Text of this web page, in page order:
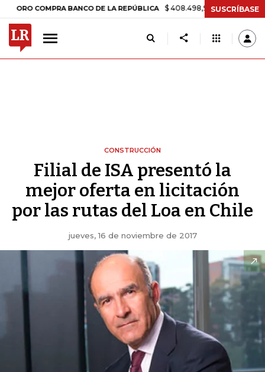
COMPRA BANCO DE LA REPÚBLICA $ 408.498,97 +$ 8.753,81 +2,19%
SUSCRÍBASE
CONSTRUCCIÓN
Filial de ISA presentó la
mejor oferta en licitación
por las rutas del Loa en Chile
jueves, 16 de noviembre de 2017